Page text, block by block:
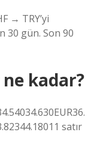
→ TRY’yi
30 gün. Son 90
kadar?
satır